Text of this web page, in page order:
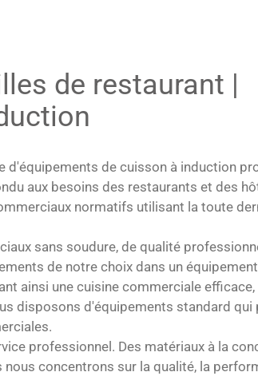
de restaurant |
d'équipements de cuisson à induction
aux besoins des restaurants et des
normatifs utilisant la toute
sans soudure, de qualité
de notre choix dans un
ainsi une cuisine commerciale
disposons d'équipements standard qui
professionnel. Des matériaux à la
concentrons sur la qualité, la